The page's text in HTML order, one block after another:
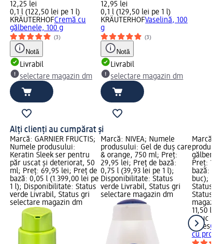
12,25 lei
0,1 l (122,50 lei pe 1 l)
KRÄUTERHOFCremă cu
gălbenele, 100 g
(3)
Notă
Livrabil
selectare magazin dm
12,95 lei
0,1 l (129,50 lei pe 1 l)
KRÄUTERHOFVaselină, 100
g
(3)
Notă
Livrabil
selectare magazin dm
Alți clienți au cumpărat și
Marcă: GARNIER FRUCTIS;
Numele produsului:
Keratin Sleek ser pentru
păr uscat și deteriorat, 50
ml; Preț: 69,95 lei; Preț de
bază: 0,05 l (1.399,00 lei pe
1 l); Disponibilitate: Status
verde Livrabil, Status gri
selectare magazin dm
Marcă: NIVEA; Numele
produsului: Gel de duș care
& orange, 750 ml; Preț:
29,95 lei; Preț de bază:
0,75 l (39,93 lei pe 1 l);
Disponibilitate: Status
verde Livrabil, Status gri
selectare magazin dm
Marcă:
Preț:
bază: 1
buc);
Status
Status
11,50 lei
1 buc
Fares
cu